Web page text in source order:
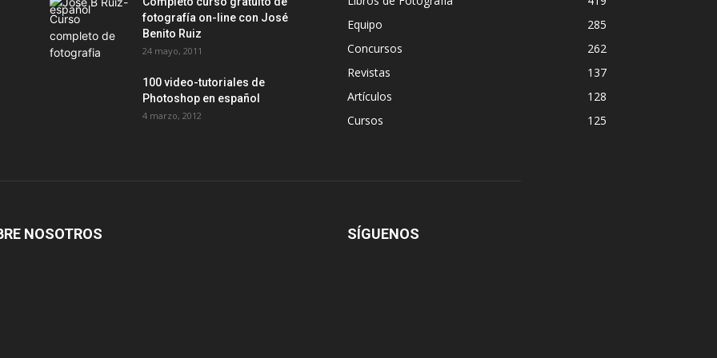
fotografía on-line con José
Benito Ruiz
24 mayo, 2011
100 video-tutoriales de
Photoshop en español
4 marzo, 2012
Equipo
285
Concursos
262
Revistas
137
Artículos
128
Cursos
125
NOSOTROS SÍGUENOS